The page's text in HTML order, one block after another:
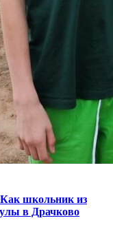
Как школьник из
в Драчково